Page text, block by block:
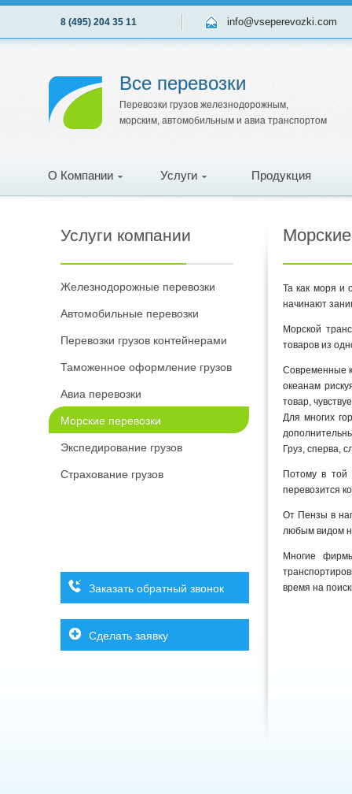
8 (495) 204 35 11 info@vseperevozki.com
Все перевозки
Перевозки грузов железнодорожным,
морским, автомобильным и авиа транспортом
О Компании Услуги Продукция
Услуги компании
Железнодорожные перевозки
Автомобильные перевозки
Перевозки грузов контейнерами
Таможенное оформление грузов
Авиа перевозки
Морские перевозки
Экспедирование грузов
Страхование грузов
Заказать обратный звонок
Сделать заявку
Та как моря и
начинают
Морской
товаров из
Современные
океанам
товар,
Для многих
Груз, сперва,
Потому в той
перевозится
От Пензы в
любым видом
Многие
время на